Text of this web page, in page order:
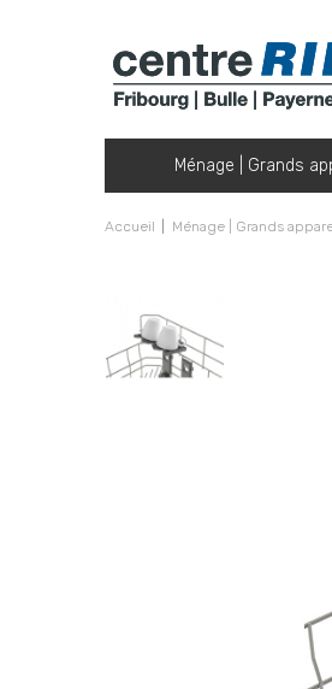
Ménage | Grands
Accueil Ménage | Grands